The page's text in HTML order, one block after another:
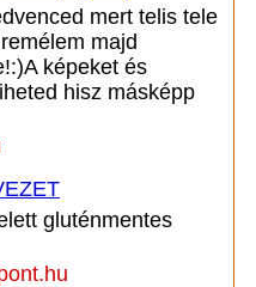
mert telis tele
majd
képeket és
hisz másképp
gluténmentes